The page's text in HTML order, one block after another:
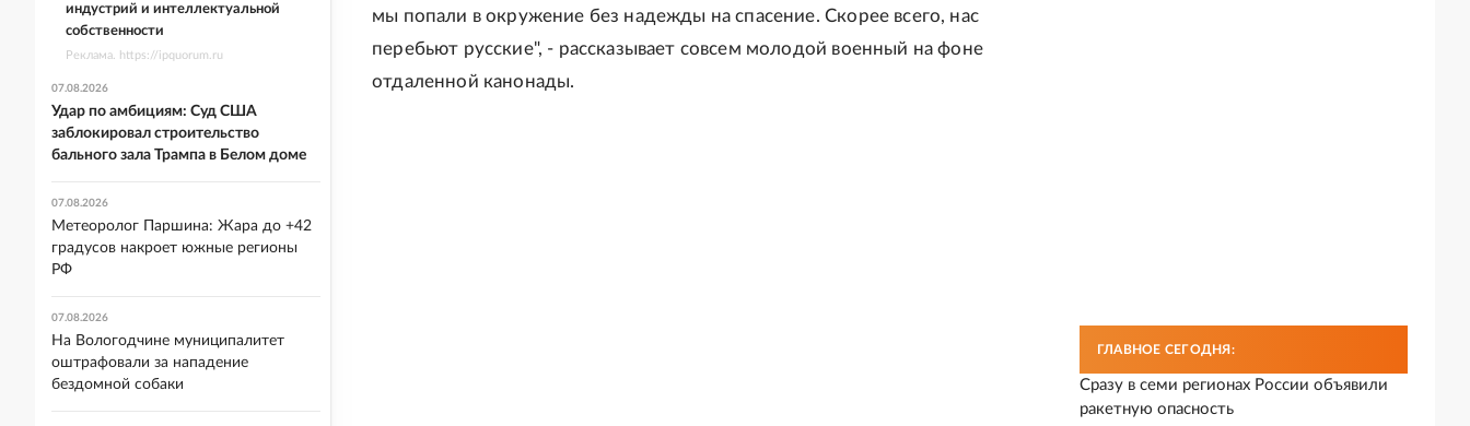
мы попали в окружение без надежды на спасение. Скорее всего, нас
перебьют русские", - рассказывает совсем молодой военный на фоне
отдаленной канонады.
ГЛАВНОЕ СЕГОДНЯ:
Сразу в семи регионах России объявили
ракетную опасность
индустрий и интеллектуальной
собственности
Реклама. https://ipquorum.ru
07.08.2026
Удар по амбициям: Суд США
заблокировал строительство
бального зала Трампа в Белом доме
07.08.2026
Метеоролог Паршина: Жара до +42
градусов накроет южные регионы
РФ
07.08.2026
На Вологодчине муниципалитет
оштрафовали за нападение
бездомной собаки